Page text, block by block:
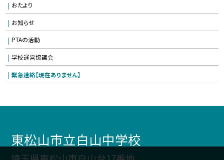
おたより
お知らせ
PTAの活動
学校運営協議会
緊急連絡【現在ありません】
東松山市立白山中学校